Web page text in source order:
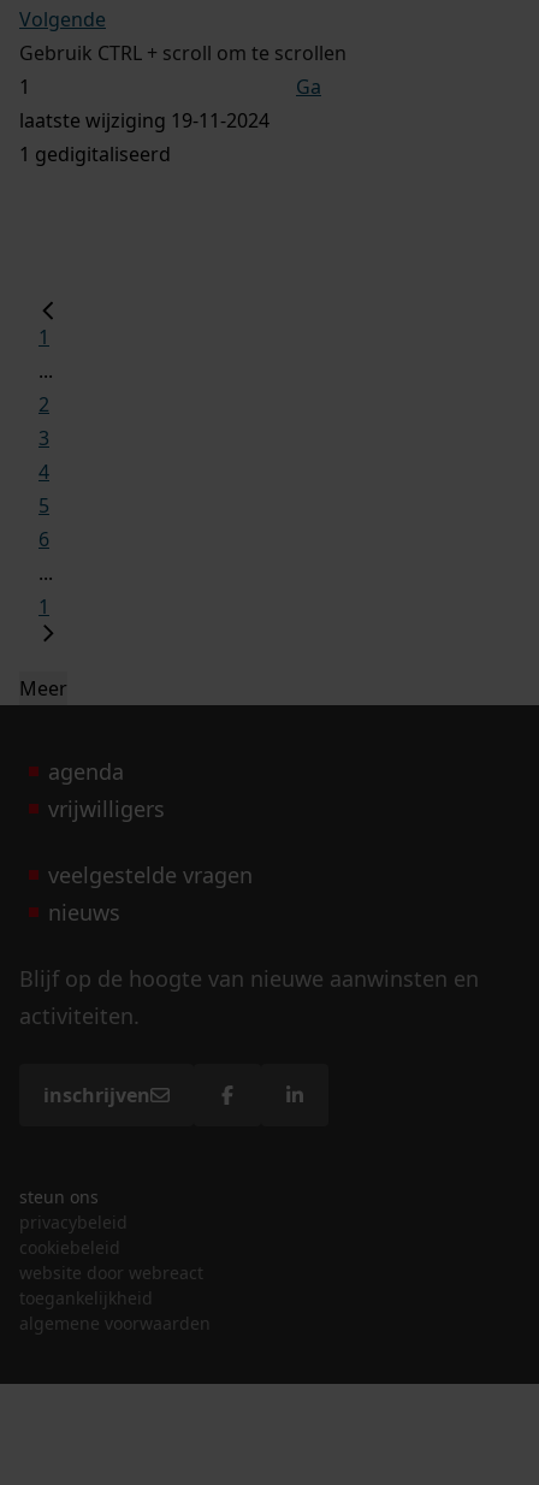
Volgende
Gebruik CTRL + scroll om te scrollen
Ga
laatste wijziging 19-11-2024
1 gedigitaliseerd
1
...
2
3
4
5
6
...
1
Meer
agenda
vrijwilligers
veelgestelde vragen
nieuws
Blijf op de hoogte van nieuwe aanwinsten en
activiteiten.
inschrijven
steun ons
privacybeleid
cookiebeleid
website door webreact
toegankelijkheid
algemene voorwaarden